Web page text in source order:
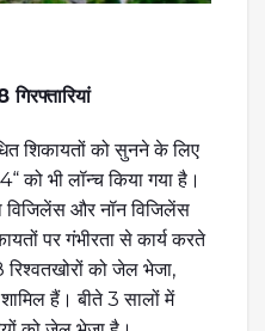
शिकायतों को सुनने के लिए
को भी लॉन्च किया गया है।
विजिलेंस और नॉन विजिलेंस
पर गंभीरता से कार्य करते
को जेल भेजा,
हैं। बीते 3 सालों में